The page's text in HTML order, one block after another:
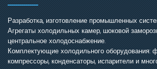
График работы:
пн.-пт. с 7:30 до 16:30,
сб.-вс. Выходной
Добавить файл ⬇
Нажимая кнопку, я соглашаюсь на
данных.
Разработка, изготовление промышленных
Агрегаты холодильных камер, шоковой
центральное холодоснабжение.
Комплектующие холодильного оборудования:
компрессоры, конденсаторы, испарители и